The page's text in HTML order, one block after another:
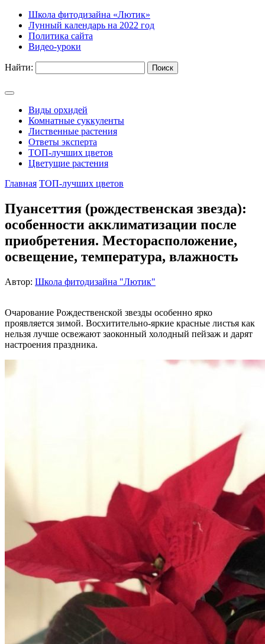
Школа фитодизайна «Лютик»
Лунный календарь на 2022 год
Политика сайта
Видео-уроки
Найти:
Виды орхидей
Комнатные суккуленты
Лиственные растения
Ответы эксперта
ТОП-лучших цветов
Цветущие растения
Главная ТОП-лучших цветов
Пуансеттия (рождественская звезда):
особенности акклиматизации после
приобретения. Месторасположение,
освещение, температура, влажность
Автор: Школа фитодизайна "Лютик"
Очарование Рождественской звезды особенно ярко
проявляется зимой. Восхитительно-яркие красные листья как
нельзя лучше освежают заоконный холодный пейзаж и дарят
настроения праздника.